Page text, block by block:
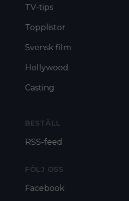
TV-tips
Topplistor
Svensk film
Hollywood
Casting
BESTÄLL
RSS-feed
FÖLJ OSS
Facebook